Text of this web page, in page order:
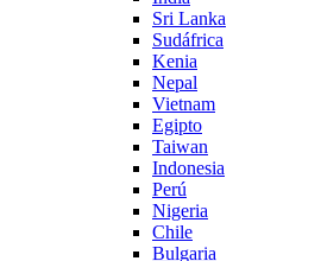
Sri Lanka
Sudáfrica
Kenia
Nepal
Vietnam
Egipto
Taiwan
Indonesia
Perú
Nigeria
Chile
Bulgaria